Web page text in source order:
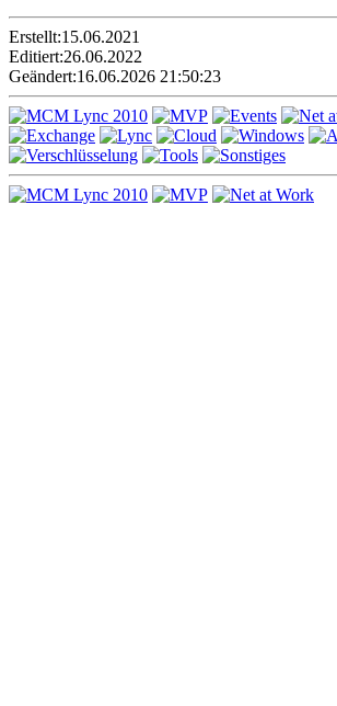
Erstellt:15.06.2021
Editiert:26.06.2022
Geändert:16.06.2026 21:50:23